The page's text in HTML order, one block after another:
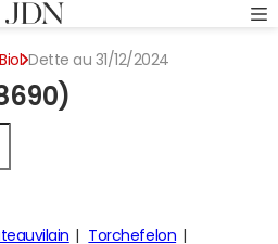
Dette au 31/12/2024
Torchefelon